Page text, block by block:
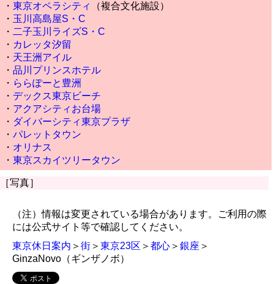
・ 東京オペラシティ
（複合文化施設）
・ 玉川高島屋S・C
・ 二子玉川ライズS・C
・ カレッタ汐留
・ 天王洲アイル
・ 品川プリンスホテル
・ ららぽーと豊洲
・ デックス東京ビーチ
・ アクアシティお台場
・ ダイバーシティ東京プラザ
・ パレットタウン
・ オリナス
・ 東京スカイツリータウン
［写真］
（注）情報は変更されている場合があります。ご利用の際
には公式サイト等で確認してください。
東京休日案内 ＞ 街 ＞ 東京23区 ＞ 都心 ＞ 銀座 ＞
GinzaNovo（ギンザノボ）